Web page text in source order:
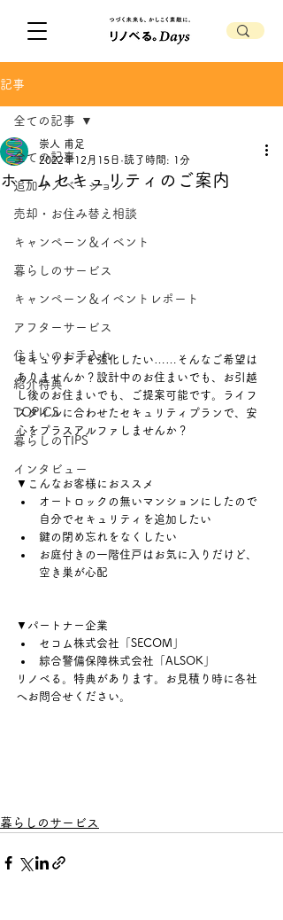
記事
全ての記事
追加リノベーション
売却・お住み替え相談
キャンペーン＆イベント
暮らしのサービス
キャンペーン＆イベントレポート
アフターサービス
住まいのお手入れ
紹介特典
TOPICS
暮らしのTIPS
インタビュー
全ての記事
ホームセキュリティのご案内
崇人 甫足
2022年12月15日 読了時間: 1分
セキュリティを強化したい……そんなご希望は
ありませんか？設計中のお住まいでも、お引越
し後のお住まいでも、ご提案可能です。ライフ
スタイルに合わせたセキュリティプランで、安
心をプラスアルファしませんか？
▼こんなお客様におススメ
オートロックの無いマンションにしたので
自分でセキュリティを追加したい
鍵の閉め忘れをなくしたい
お庭付きの一階住戸はお気に入りだけど、
空き巣が心配
▼パートナー企業
セコム株式会社「SECOM」
綜合警備保障株式会社「ALSOK」
リノベる。特典があります。お見積り時に各社
へお問合せください。
暮らしのサービス